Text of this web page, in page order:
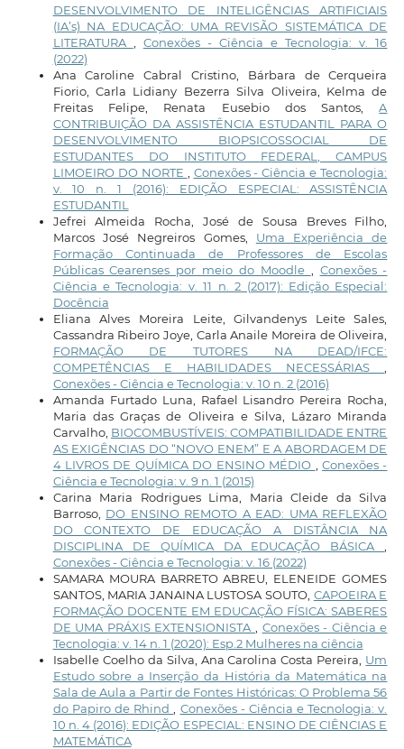
DESENVOLVIMENTO DE INTELIGÊNCIAS ARTIFICIAIS
(IA’s) NA EDUCAÇÃO: UMA REVISÃO SISTEMÁTICA DE
LITERATURA
Conexões - Ciência e Tecnologia: v. 16
(2022)
Ana Caroline Cabral Cristino, Bárbara de Cerqueira
Fiorio, Carla Lidiany Bezerra Silva Oliveira, Kelma de
Freitas Felipe, Renata Eusebio dos Santos,A
CONTRIBUIÇÃO DA ASSISTÊNCIA ESTUDANTIL PARA O
DESENVOLVIMENTO BIOPSICOSSOCIAL DE
ESTUDANTES DO INSTITUTO FEDERAL, CAMPUS
LIMOEIRO DO NORTE
Conexões - Ciência e Tecnologia:
v. 10 n. 1 (2016): EDIÇÃO ESPECIAL: ASSISTÊNCIA
ESTUDANTIL
Jefrei Almeida Rocha, José de Sousa Breves Filho,
Marcos José Negreiros Gomes, Uma Experiência de
Formação Continuada de Professores de Escolas
Públicas Cearenses por meio do Moodle
Conexões -
Ciência e Tecnologia: v. 11 n. 2 (2017): Edição Especial:
Docência
Eliana Alves Moreira Leite, Gilvandenys Leite Sales,
Cassandra Ribeiro Joye, Carla Anaile Moreira de Oliveira,
FORMAÇÃO DE TUTORES NA DEAD/IFCE:
COMPETÊNCIAS E HABILIDADES NECESSÁRIAS
Conexões - Ciência e Tecnologia: v. 10 n. 2 (2016)
Amanda Furtado Luna, Rafael Lisandro Pereira Rocha,
Maria das Graças de Oliveira e Silva, Lázaro Miranda
Carvalho, BIOCOMBUSTÍVEIS: COMPATIBILIDADE ENTRE
AS EXIGÊNCIAS DO “NOVO ENEM” E A ABORDAGEM DE
4 LIVROS DE QUÍMICA DO ENSINO MÉDIO
,Conexões -
Ciência e Tecnologia: v. 9 n. 1 (2015)
Carina Maria Rodrigues Lima, Maria Cleide da Silva
Barroso, DO ENSINO REMOTO A EAD: UMA REFLEXÃO
DO CONTEXTO DE EDUCAÇÃO A DISTÂNCIA NA
DISCIPLINA DE QUÍMICA DA EDUCAÇÃO BÁSICA
Conexões - Ciência e Tecnologia: v. 16 (2022)
SAMARA MOURA BARRETO ABREU, ELENEIDE GOMES
SANTOS, MARIA JANAINA LUSTOSA SOUTO, CAPOEIRA E
FORMAÇÃO DOCENTE EM EDUCAÇÃO FÍSICA: SABERES
DE UMA PRÁXIS EXTENSIONISTA
Conexões - Ciência e
Tecnologia: v. 14 n. 1 (2020): Esp.2 Mulheres na ciência
Isabelle Coelho da Silva, Ana Carolina Costa Pereira, Um
Estudo sobre a Inserção da História da Matemática na
Sala de Aula a Partir de Fontes Históricas: O Problema 56
do Papiro de Rhind
Conexões - Ciência e Tecnologia: v.
10 n. 4 (2016): EDIÇÃO ESPECIAL: ENSINO DE CIÊNCIAS E
MATEMÁTICA